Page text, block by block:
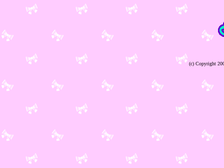
(c) Copyright